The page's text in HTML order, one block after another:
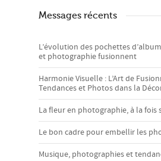
Messages récents
L’évolution des pochettes
et photographie fusionnent
Harmonie Visuelle : L’Art de
Tendances et Photos dans la
La fleur en photographie, à la fois
Le bon cadre pour embellir les
Musique, photographies et